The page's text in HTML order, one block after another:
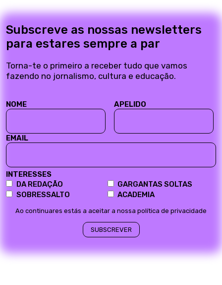
Subscreve as nossas newsletters
para estares sempre a par
Torna-te o primeiro a receber tudo que vamos
fazendo no jornalismo, cultura e educação.
NOME APELIDO
EMAIL
INTERESSES
DA REDAÇÃO
SOBRESSALTO
GARGANTAS SOLTAS
ACADEMIA
Ao continuares estás a aceitar a nossa política de privacidade